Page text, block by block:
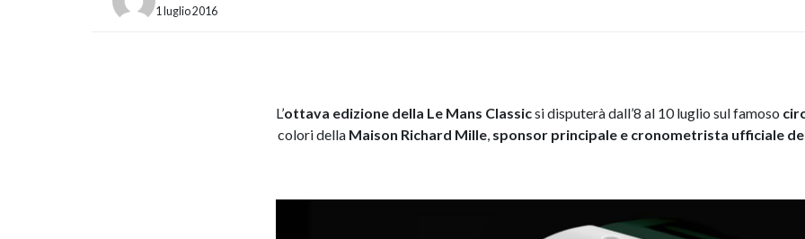
1 luglio 2016
L’ottava edizione della Le Mans Classicsi disputerà dall’8 al 10 luglio sul famoso
colori della Maison Richard Mille, sponsor principale e cronometrista ufficiale